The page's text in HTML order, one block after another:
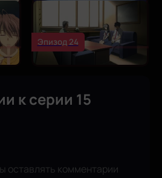
Эпизод 24
к серии 15
оставлять комментарии